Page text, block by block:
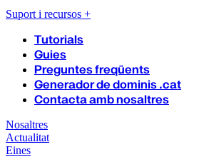
Suport i recursos +
Tutorials
Guies
Preguntes freqüents
Generador de dominis .cat
Contacta amb nosaltres
Nosaltres
Actualitat
Eines